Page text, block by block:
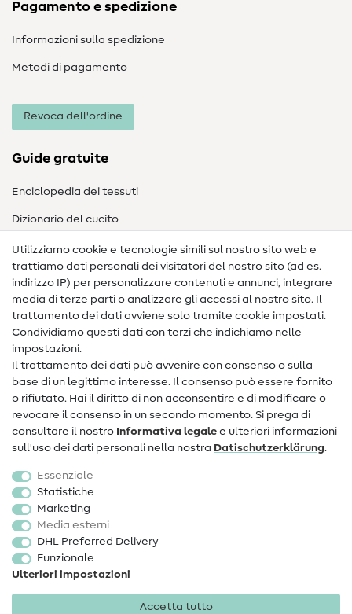
Pagamento e spedizione
Informazioni sulla spedizione
Metodi di pagamento
Revoca dell'ordine
Guide gratuite
Enciclopedia dei tessuti
Dizionario del cucito
Nähanleitungen
Assistenza e contatto
Contatto
Informazioni sul nuovo proprietario
FAQ
Diritto di recesso
Popolare
Accessori cucito
Sale
Utilizziamo cookie e tecnologie simili sul nostro sito web e
trattiamo dati personali dei visitatori del nostro sito (ad es.
indirizzo IP) per personalizzare contenuti e annunci, integrare
media di terze parti o analizzare gli accessi al nostro sito. Il
trattamento dei dati avviene solo tramite cookie impostati.
Condividiamo questi dati con terzi che indichiamo nelle
impostazioni.
Il trattamento dei dati può avvenire con consenso o sulla
base di un legittimo interesse. Il consenso può essere fornito
o rifiutato. Hai il diritto di non acconsentire e di modificare o
revocare il consenso in un secondo momento. Si prega di
consultare il nostro Informativa legale e ulteriori informazioni
sull'uso dei dati personali nella nostra Dati­schutz­erklärung.
Essenziale
Statistiche
Marketing
Media esterni
DHL Preferred Delivery
Funzionale
Ulteriori impostazioni
Accetta tutto